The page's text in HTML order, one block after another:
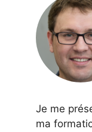
Je me
ma